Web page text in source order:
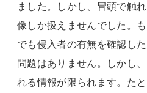
ました。しかし、冒頭で触
像しか扱えませんでした。
でも侵入者の有無を確認し
問題はありません。しかし
れる情報が限られます。た